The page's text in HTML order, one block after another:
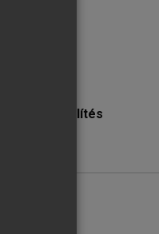
megközelítés